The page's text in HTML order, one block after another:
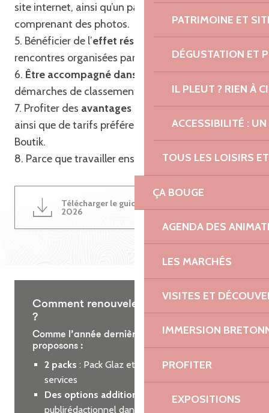
PATRIMOINE ET
DÉGUSTATION ET
IL PLEUT ? RIEN À
ACCESSIBILITÉ :
TOUS LES LOISIRS
ÇA BOUGE
AGENDA DES
LES MARCHÉS
VISITES ET
IMMERSION
PROFITER
EXPOSITIONS
site internet, ainsi qu’un pack communication
comprenant des photos.
5. Bénéficier de l’effet réseau
en participant aux
rencontres organisées par l’Office de Tourisme.
6. Être accompagné dans vos projetset
démarches de classement et de labellisation.
7. Profiter des avantages du passeport privilège
ainsi que de tarifs préférentiels sur nos produits
Boutik.
8. Parce que travailler ensemble est une évidence !
Télécharger le guide du partenariat
2026
Comment renouveler votre partenariat
?
Comme l’année dernière, nous vous
proposons :
2 packs : Pack Glaz et Pack Roz, incluant des
services
Des options additionnelles
: encart
publirédactionnel dans le guide des loisirs ou